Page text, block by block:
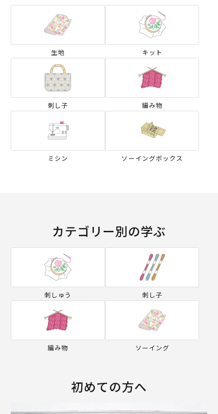
生地 キット
刺し子 編み物
ミシン ソーイングボックス
カテゴリー別の学ぶ
刺しゅう 刺し子
編み物 ソーイング
初めての方へ